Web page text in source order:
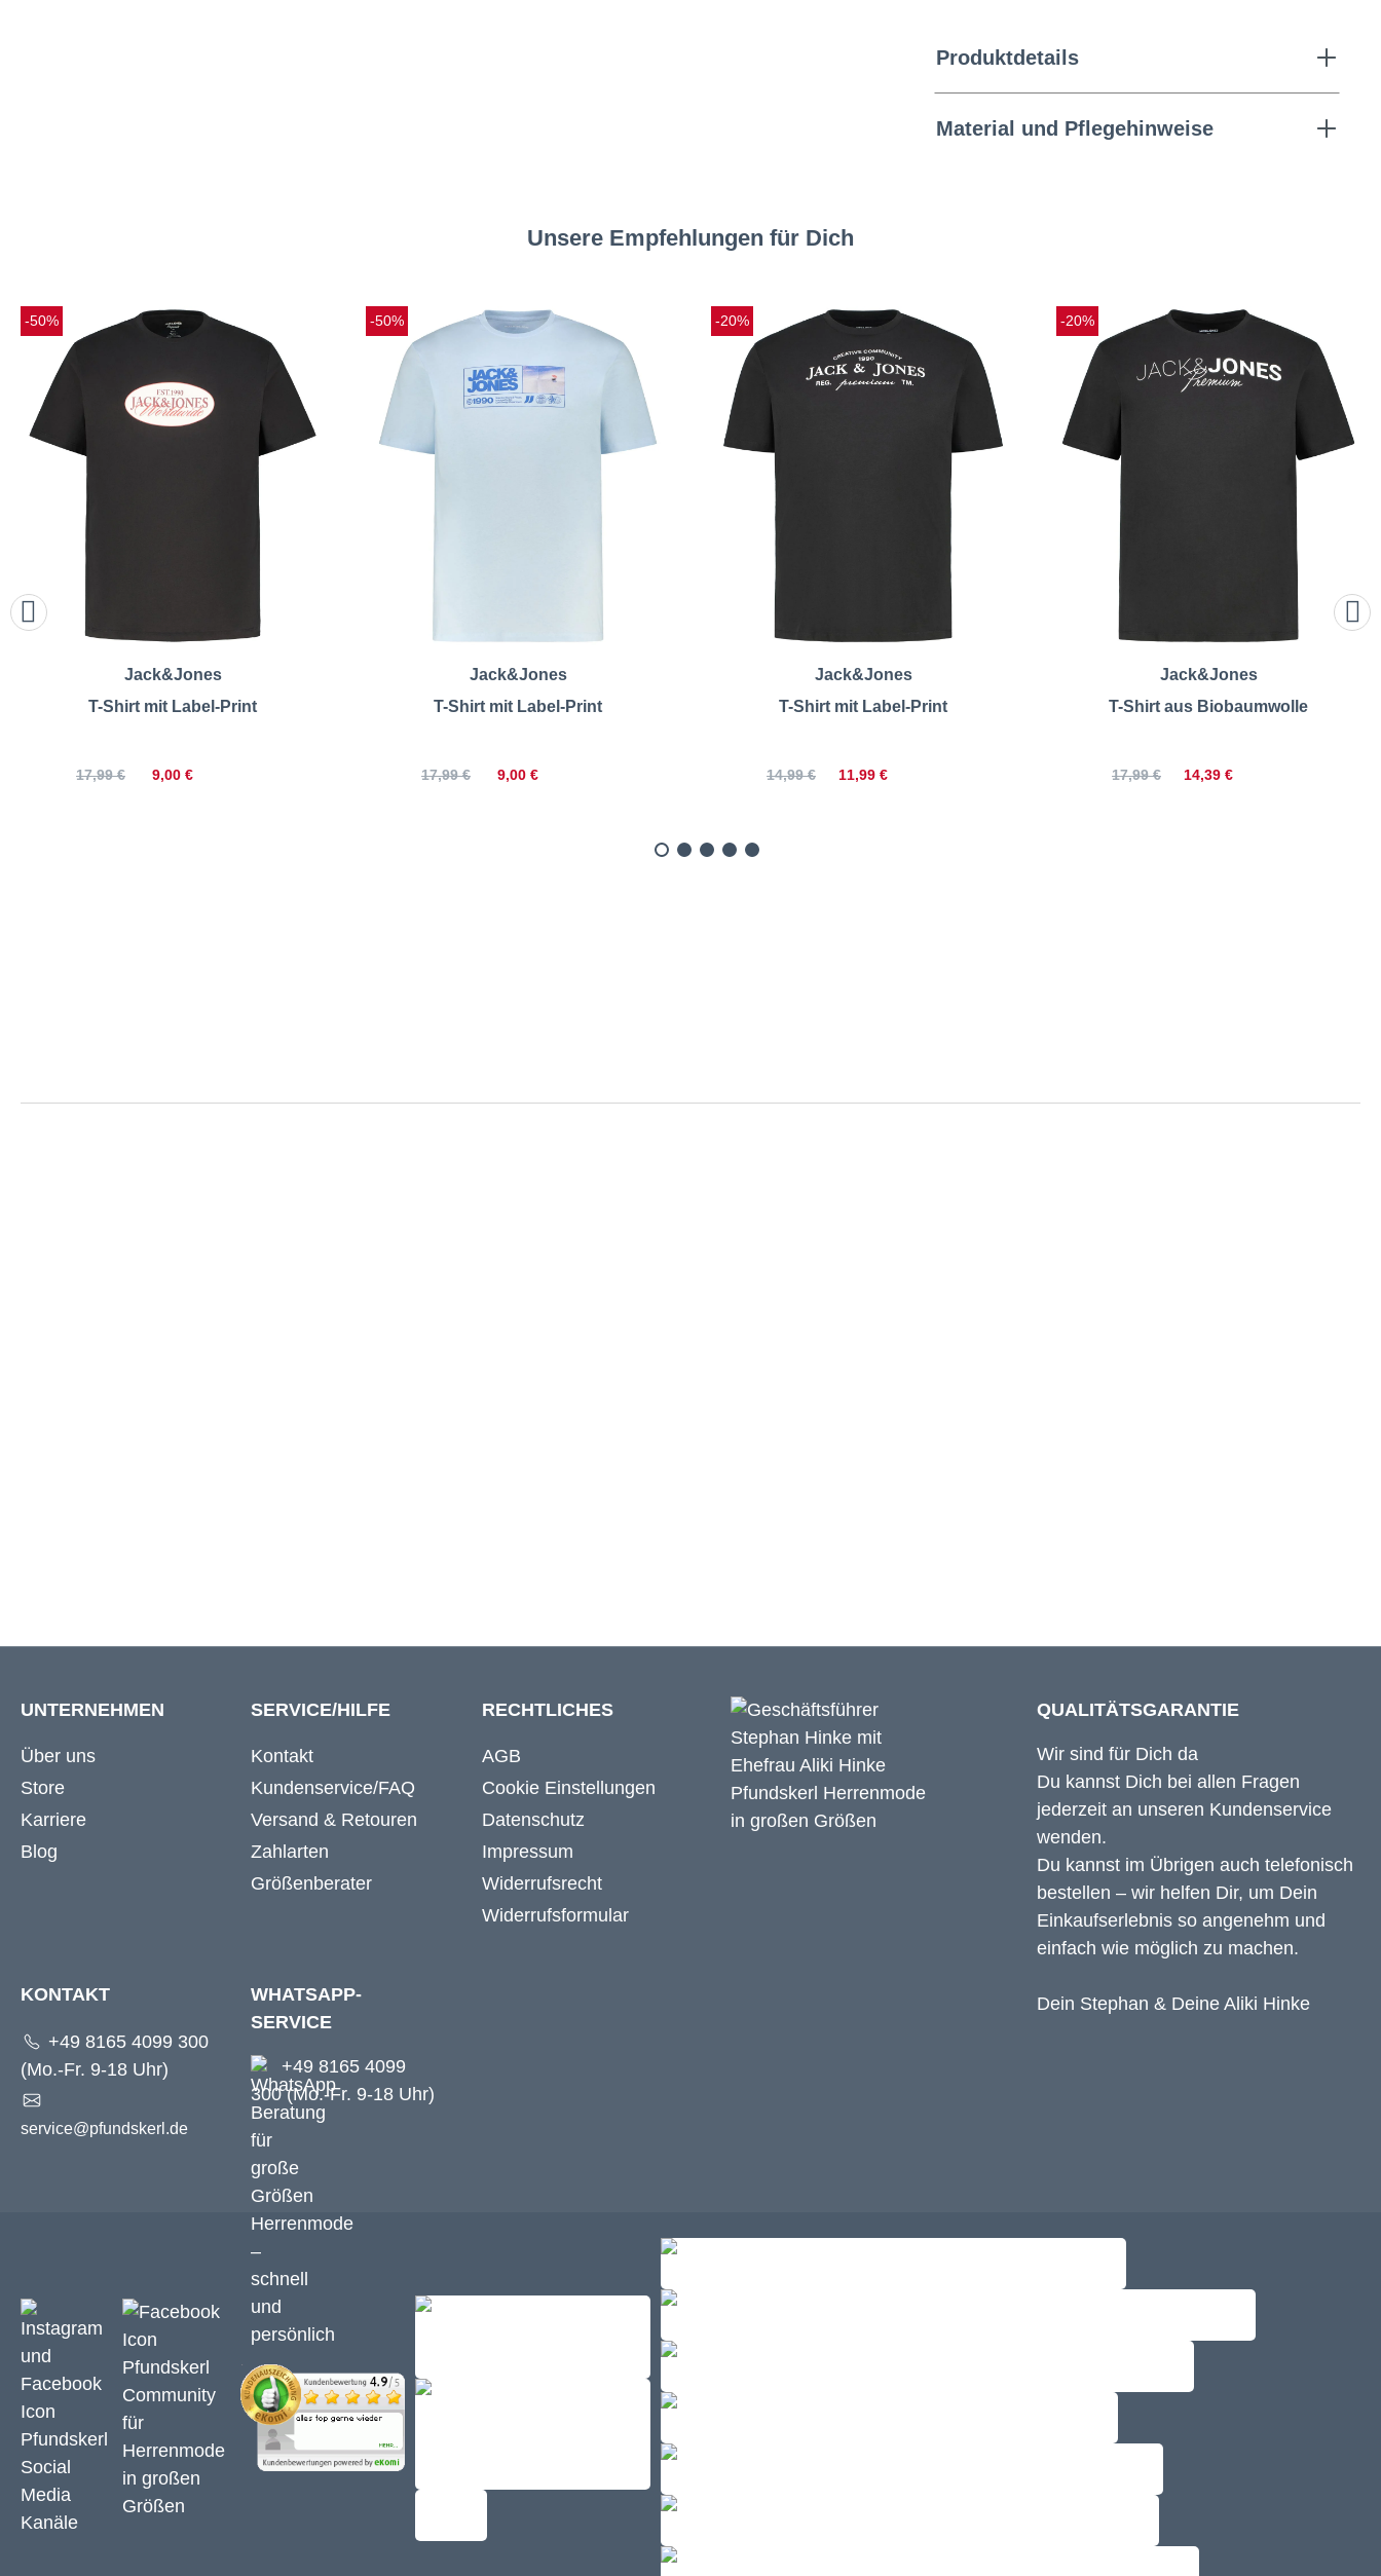
Produktdetails
Material und Pflegehinweise
Unsere Empfehlungen für Dich
Jack&Jones
T-Shirt mit Label-Print
9,00 €
17,99 €
-50%
Jack&Jones
T-Shirt mit Label-Print
9,00 €
17,99 €
-50%
Jack&Jones
T-Shirt mit Label-Print
11,99 €
14,99 €
-20%
Jack&Jones
T-Shirt aus Biobaumwolle
14,39 €
17,99 €
-20%
UNTERNEHMEN
Über uns
Store
Karriere
Blog
SERVICE/HILFE
Kontakt
Kundenservice/FAQ
Versand & Retouren
Zahlarten
Größenberater
RECHTLICHES
AGB
Cookie Einstellungen
Datenschutz
Impressum
Widerrufsrecht
Widerrufsformular
KONTAKT
+49 8165 4099 300
(Mo.-Fr. 9-18 Uhr)
service@pfundskerl.de
WHATSAPP-
SERVICE
+49 8165 4099
300 (Mo.-Fr. 9-18 Uhr)
QUALITÄTSGARANTIE
Wir sind für Dich da
Du kannst Dich bei allen Fragen
jederzeit an unseren Kundenservice
wenden.
Du kannst im Übrigen auch telefonisch
bestellen – wir helfen Dir, um Dein
Einkaufserlebnis so angenehm und
einfach wie möglich zu machen.
Dein Stephan & Deine Aliki Hinke